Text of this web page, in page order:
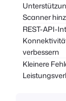
Scanner
REST-API-
verbessern
Kleinere